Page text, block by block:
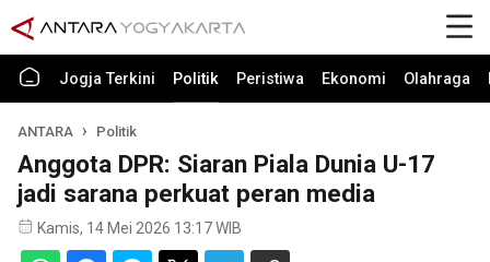
Jogja Terkini Politik Peristiwa Ekonomi Olahraga
ANTARA Politik
Anggota DPR: Siaran Piala Dunia U-17
jadi sarana perkuat peran media
Kamis, 14 Mei 2026 13:17 WIB